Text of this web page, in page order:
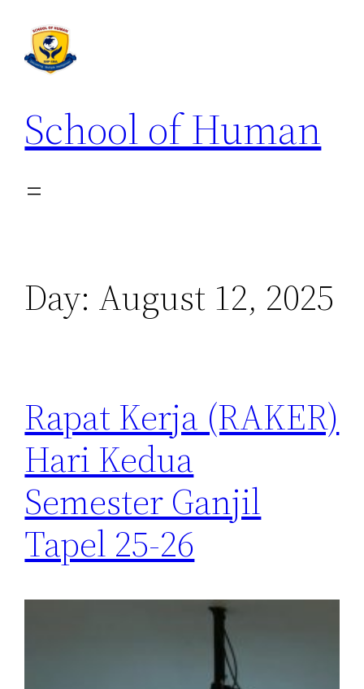
School of Human
Day: August 12, 2025
Rapat Kerja (RAKER)
Hari Kedua
Semester Ganjil
Tapel 25-26